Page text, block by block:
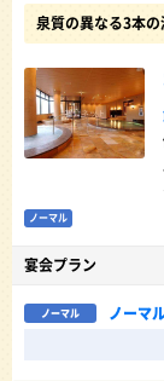
泉質の異なる3本
ノーマル
宴会プラン
ノーマル
ノーマ